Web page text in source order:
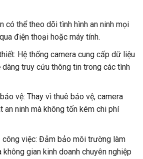
có thể theo dõi tình hình an ninh mọi
điện thoại hoặc máy tính.
Hệ thống camera cung cấp dữ liệu
truy cứu thông tin trong các tình
vệ: Thay vì thuê bảo vệ, camera
an ninh mà không tốn kém chi phí
công việc: Đảm bảo môi trường làm
không gian kinh doanh chuyên nghiệp